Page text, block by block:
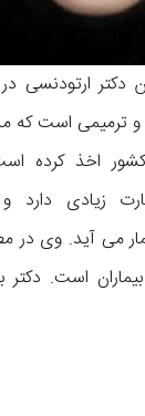
دکتر ارتودنسی
و ترمیمی است که
کشور اخذ کرده
زیادی دارد و
شمار می آید. وی
است. دکتر